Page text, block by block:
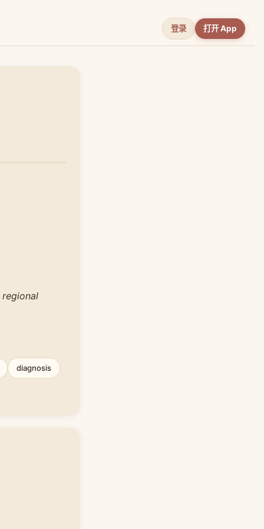
登录 打开 App
diagnosis